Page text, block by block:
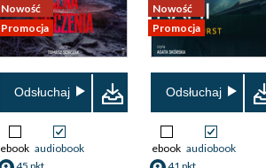
Nowość
Promocja
Odsłuchaj
ebook audiobook
Nowość
Promocja
Odsłuchaj
ebook audiobook